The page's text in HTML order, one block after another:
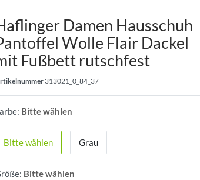
Damen Hausschuh
Wolle Flair Dackel
Fußbett rutschfest
313021_0_84_37
Bitte wählen
Bitte wählen Grau
Bitte wählen